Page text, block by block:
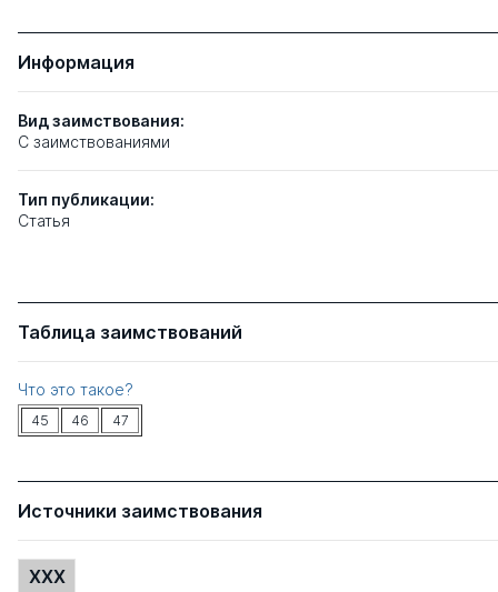
Информация
Вид заимствования:
C заимствованиями
Тип публикации:
Статья
Таблица заимствований
Что это такое?
45 46 47
Источники заимствования
XXX